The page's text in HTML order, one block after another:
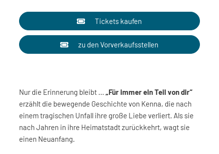
Tickets kaufen
zu den Vorverkaufsstellen
Nur die Erinnerung bleibt ... „Für immer ein Teil von dir“
erzählt die bewegende Geschichte von Kenna, die nach
einem tragischen Unfall ihre große Liebe verliert. Als sie
nach Jahren in ihre Heimatstadt zurückkehrt, wagt sie
einen Neuanfang.